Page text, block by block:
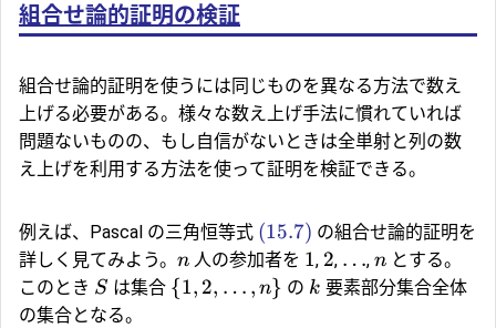
組合せ論的証明の検証
組合せ論的証明を使うには同じものを異なる方法で数え
上げる必要がある。様々な数え上げ手法に慣れていれば
問題ないものの、もし自信がないときは全単射と列の数
え上げを利用する方法を使って証明を検証できる。
例えば、Pascal の三角恒等式 (15.7) の組合せ論的証明を
詳しく見てみよう。 n 人の参加者を 1, 2, …, n とする。
このとき S は集合 {1, 2, … , n} の k 要素部分集合全体
の集合となる。